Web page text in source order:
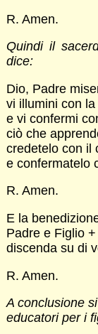
R. Amen.
Quindi il
dice:
Dio, Padre
vi illumini con
e vi confermi
ciò che
credetelo con il
e confermatelo
R. Amen.
E la
Padre e Figlio
discenda su di
R. Amen.
A conclusione
educatori per i